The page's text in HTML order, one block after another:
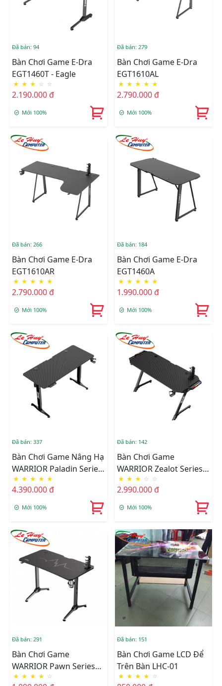
Đã bán: 94
Bàn Chơi Game E-Dra
EGT1460T - Eagle
★ ★ ★ ☆ ☆
2.190.000 đ
Mới 100%
Đã bán: 279
Bàn Chơi Game E-Dra
EGT1610AL
★ ★ ★ ★ ★
2.790.000 đ
Mới 100%
Đã bán: 266
Bàn Chơi Game E-Dra
EGT1610AR
★ ★ ★ ★ ★
2.790.000 đ
Mới 100%
Đã bán: 184
Bàn Chơi Game E-Dra
EGT1460A
★ ★ ★ ★ ★
1.990.000 đ
Mới 100%
Đã bán: 337
Bàn Chơi Game Nâng Hạ
WARRIOR Paladin Series
WGT606
★ ★ ★ ★ ★
4.390.000 đ
Mới 100%
Đã bán: 142
Bàn Chơi Game
WARRIOR Zealot Series
WGT303
★ ★ ★ ☆ ☆
2.990.000 đ
Mới 100%
Đã bán: 291
Bàn Chơi Game
WARRIOR Pawn Series
WGT202
★ ★ ★ ★ ☆
Đã bán: 151
Bàn Chơi Game LCD Để
Trên Bàn LHC-01
★ ★ ★ ★ ☆